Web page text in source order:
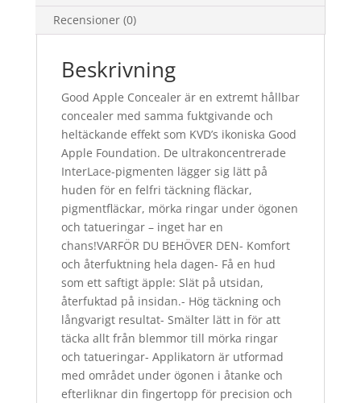
Recensioner (0)
Beskrivning
Good Apple Concealer är en extremt hållbar
concealer med samma fuktgivande och
heltäckande effekt som KVD’s ikoniska Good
Apple Foundation. De ultrakoncentrerade
InterLace-pigmenten lägger sig lätt på
huden för en felfri täckning fläckar,
pigmentfläckar, mörka ringar under ögonen
och tatueringar – inget har en
chans!VARFÖR DU BEHÖVER DEN- Komfort
och återfuktning hela dagen- Få en hud
som ett saftigt äpple: Slät på utsidan,
återfuktad på insidan.- Hög täckning och
långvarigt resultat- Smälter lätt in för att
täcka allt från blemmor till mörka ringar
och tatueringar- Applikatorn är utformad
med området under ögonen i åtanke och
efterliknar din fingertopp för precision och